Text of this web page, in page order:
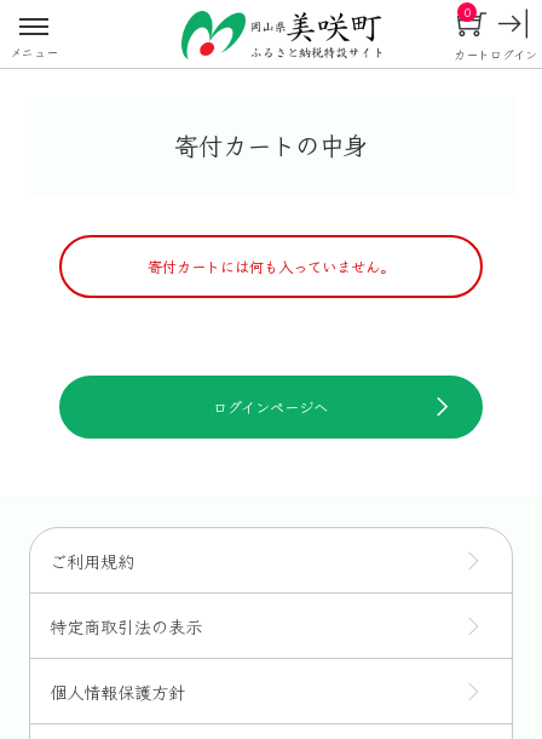
メニュー カート
0
ログイン
寄付カートの中身
寄付カートには何も入っていません。
ログインページへ
ご利用規約
特定商取引法の表示
個人情報保護方針